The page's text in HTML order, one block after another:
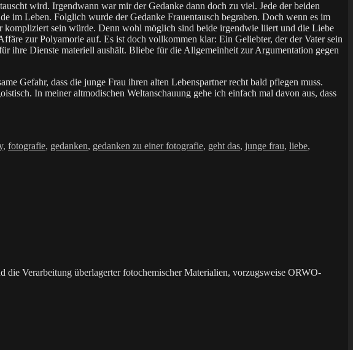
wird. Irgendwann war mir der Gedanke dann doch zu viel. Jede der beiden
Leben. Folglich wurde der Gedanke Frauentausch begraben. Doch wenn es im
kompliziert sein würde. Denn wohl möglich sind beide irgendwie liiert und die Liebe
zur Polyamorie auf. Es ist doch vollkommen klar: Ein Geliebter, der der Vater sein
ihre Dienste materiell aushält. Bliebe für die Allgemeinheit zur Argumentation gegen
Gefahr, dass die junge Frau ihren alten Lebenspartner recht bald pflegen muss.
In meiner altmodischen Weltanschauung gehe ich einfach mal davon aus, dass
, fotografie, gedanken, gedanken zu einer fotografie, geht das, junge frau, liebe,
Verarbeitung überlagerter fotochemischer Materialien, vorzugsweise ORWO-